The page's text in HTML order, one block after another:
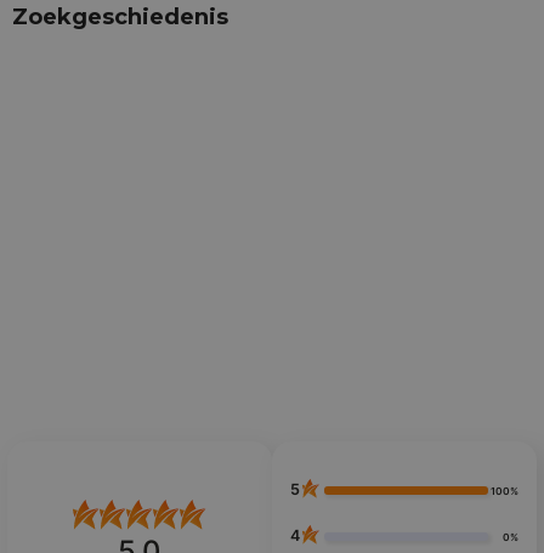
Zoekgeschiedenis
5 100%
4 0%